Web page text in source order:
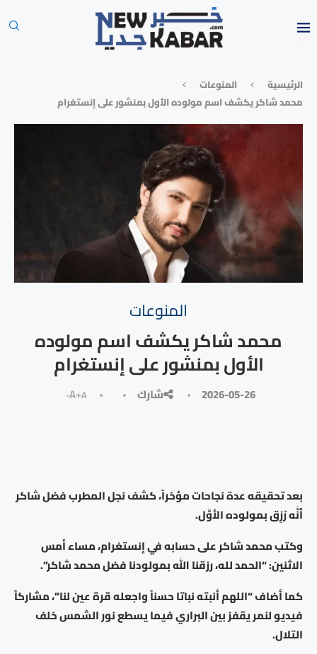
الرئيسية
المنوعات
محمد شاكر يكشف اسم مولوده الأول بمنشور على إنستغرام
المنوعات
محمد شاكر يكشف اسم مولوده
الأول بمنشور على إنستغرام
2026-05-26 شارك A+A-
بعد تحقيقه عدة نجاحات مؤخراً، كشف نجل المطرب فضل شاكر
أنَّه رُزِق بمولوده الأوَّل.
وكتب محمد شاكر على حسابه في إنستغرام، مساء أمس
الاثنين: “الحمد لله، رزقنا الله بمولودنا فضل محمد شاكر”.
كما أضاف “اللهم أنبته نباتا حسناً واجعله قرة عين لنا”، مشاركاً
فيديو لنمر يقفز بين البراري فيما يسطع نور الشمس خلف
التلال.